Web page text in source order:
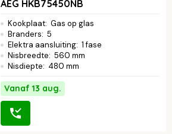
AEG HKB75450NB
Kookplaat: Gas op glas
Branders: 5
Elektra aansluiting: 1 fase
Nisbreedte: 560 mm
Nisdiepte: 480 mm
Vanaf 13 aug.